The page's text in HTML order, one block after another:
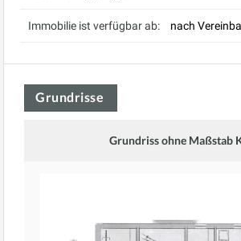
Immobilie ist verfügbar ab: nach
Grundrisse
Grundriss ohne Maßstab